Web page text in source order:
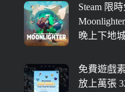
Steam 限
晚上下地
免費遊戲
放上萬張